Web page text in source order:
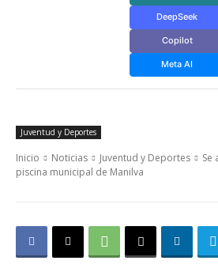
DeepSeek
Copilot
Meta AI
Juventud y Deportes
Inicio Noticias Juventud y Deportes
Se
piscina municipal de Manilva